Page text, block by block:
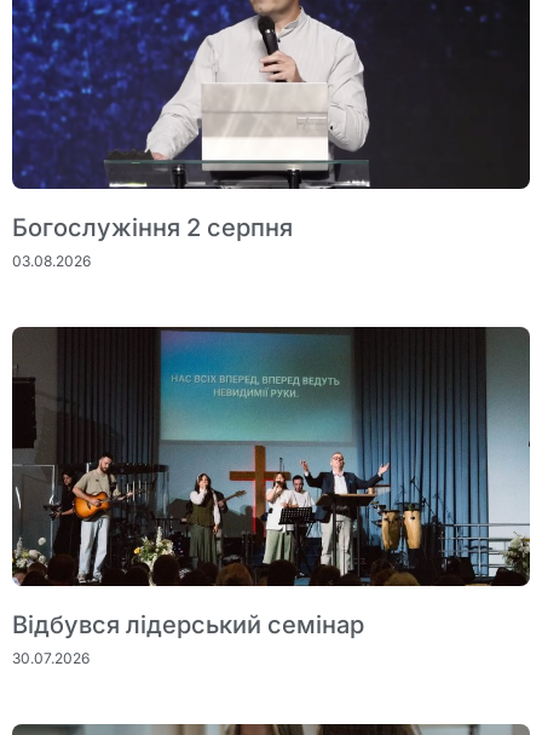
Богослужіння 2 серпня
03.08.2026
Відбувся лідерський семінар
30.07.2026